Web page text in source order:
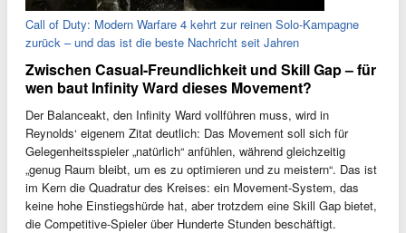
Call of Duty: Modern Warfare 4 kehrt zur reinen Solo-Kampagne
zurück – und das ist die beste Nachricht seit Jahren
Zwischen Casual-Freundlichkeit und Skill Gap – für
wen baut Infinity Ward dieses Movement?
Der Balanceakt, den Infinity Ward vollführen muss, wird in
Reynolds‘ eigenem Zitat deutlich: Das Movement soll sich für
Gelegenheitsspieler „natürlich“ anfühlen, während gleichzeitig
„genug Raum bleibt, um es zu optimieren und zu meistern“. Das ist
im Kern die Quadratur des Kreises: ein Movement-System, das
keine hohe Einstiegshürde hat, aber trotzdem eine Skill Gap bietet,
die Competitive-Spieler über Hunderte Stunden beschäftigt.